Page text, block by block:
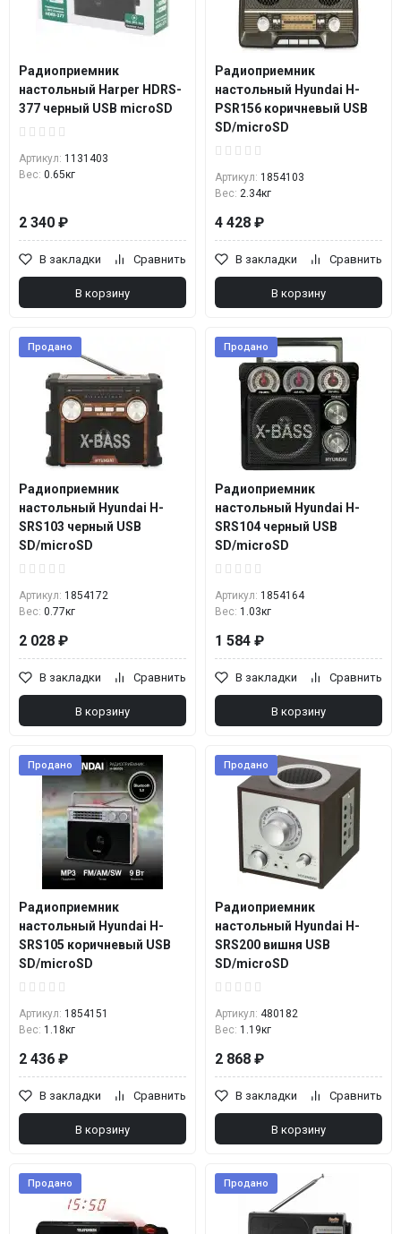
Радиоприемник
настольный Harper HDRS-
377 черный USB microSD
Артикул: 1131403
Вес: 0.65кг
2 340 ₽
В закладки Сравнить
В корзину
Радиоприемник
настольный Hyundai H-
PSR156 коричневый USB
SD/microSD
Артикул: 1854103
Вес: 2.34кг
4 428 ₽
В закладки Сравнить
В корзину
Продано
Радиоприемник
настольный Hyundai H-
SRS103 черный USB
SD/microSD
Артикул: 1854172
Вес: 0.77кг
2 028 ₽
В закладки Сравнить
В корзину
Продано
Радиоприемник
настольный Hyundai H-
SRS104 черный USB
SD/microSD
Артикул: 1854164
Вес: 1.03кг
1 584 ₽
В закладки Сравнить
В корзину
Продано
Радиоприемник
настольный Hyundai H-
SRS105 коричневый USB
SD/microSD
Артикул: 1854151
Вес: 1.18кг
2 436 ₽
В закладки Сравнить
В корзину
Продано
Радиоприемник
настольный Hyundai H-
SRS200 вишня USB
SD/microSD
Артикул: 480182
Вес: 1.19кг
2 868 ₽
В закладки Сравнить
В корзину
Продано Продано